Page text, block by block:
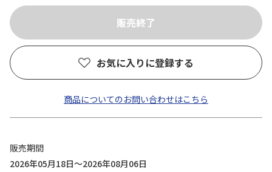
お気に入りに登録する
商品についてのお問い合わせはこちら
販売期間
2026年05月18日～2026年08月06日